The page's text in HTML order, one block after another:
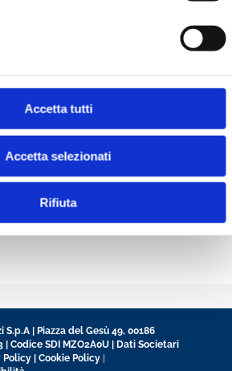
Accetta tutti
Accetta selezionati
Rifiuta
| Piazza del Gesù 49, 00186
| Codice SDI MZO2A0U |
Dati Societari
Policy Cookie Policy